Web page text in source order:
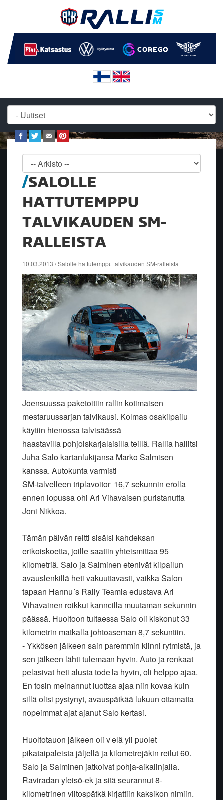
SALOLLE
HATTUTEMPPU
TALVIKAUDEN SM-
RALLEISTA
10.03.2013 / Salolle hattutemppu talvikauden SM-ralleista
Joensuussa paketoitiin rallin kotimaisen
mestaruussarjan talvikausi. Kolmas osakilpailu
käytiin hienossa talvisäässä
haastavilla pohjoiskarjalaisilla teillä. Rallia hallitsi
Juha Salo kartanlukijansa Marko Salmisen
kanssa. Autokunta varmisti
SM-talvelleen triplavoiton 16,7 sekunnin erolla
ennen lopussa ohi Ari Vihavaisen puristanutta
Joni Nikkoa.
Tämän päivän reitti sisälsi kahdeksan
erikoiskoetta, joille saatiin yhteismittaa 95
kilometriä. Salo ja Salminen etenivät kilpailun
avauslenkillä heti vakuuttavasti, vaikka Salon
tapaan Hannu´s Rally Teamia edustava Ari
Vihavainen roikkui kannoilla muutaman sekunnin
päässä. Huoltoon tultaessa Salo oli kiskonut 33
kilometrin matkalla johtoaseman 8,7 sekuntiin.
- Ykkösen jälkeen sain paremmin kiinni rytmistä, ja
sen jälkeen lähti tulemaan hyvin. Auto ja renkaat
pelasivat heti alusta todella hyvin, oli helppo ajaa.
En tosin meinannut luottaa ajaa niin kovaa kuin
sillä olisi pystynyt, avauspätkää lukuun ottamatta
nopeimmat ajat ajanut Salo kertasi.
Huoltotauon jälkeen oli vielä yli puolet
pikataipaleista jäljellä ja kilometrejäkin reilut 60.
Salo ja Salminen jatkoivat pohja-aikalinjalla.
Raviradan yleisö-ek ja sitä seurannut 8-
kilometrinen viitospätkä kirjattiin kaksikon nimiin.